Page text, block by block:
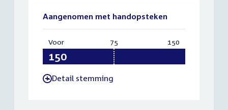
Aangenomen met handopsteken
Voor:
150
75 150
-Detail stemming